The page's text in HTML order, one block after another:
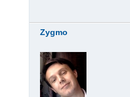
Zygmo